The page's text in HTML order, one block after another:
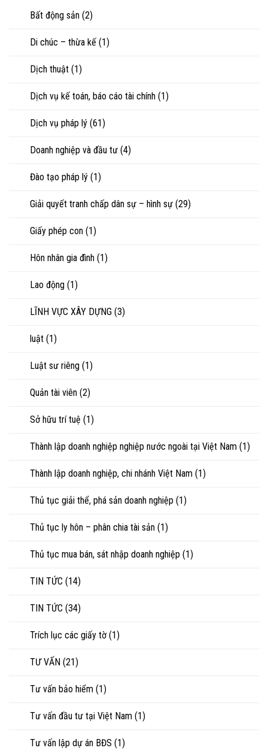
chấp
Bất động sản (2)
Di chúc – thừa kế (1)
Dịch thuật (1)
Dịch vụ kế toán, báo cáo tài chính (1)
Dịch vụ pháp lý (61)
Doanh nghiệp và đầu tư (4)
Đào tạo pháp lý (1)
Giải quyết tranh chấp dân sự – hình sự (29)
Giấy phép con (1)
Hôn nhân gia đình (1)
Lao động (1)
LĨNH VỰC XÂY DỰNG (3)
luật (1)
Luật sư riêng (1)
Quản tài viên (2)
Sở hữu trí tuệ (1)
Thành lập doanh nghiệp nghiệp nước ngoài tại Việt Nam (1)
Thành lập doanh nghiệp, chi nhánh Việt Nam (1)
Thủ tục giải thể, phá sản doanh nghiệp (1)
Thủ tục ly hôn – phân chia tài sản (1)
Thủ tục mua bán, sát nhập doanh nghiệp (1)
TIN TỨC (14)
TIN TỨC (34)
Trích lục các giấy tờ (1)
TƯ VẤN (21)
Tư vấn bảo hiểm (1)
Tư vấn đầu tư tại Việt Nam (1)
Tư vấn lập dự án BĐS (1)